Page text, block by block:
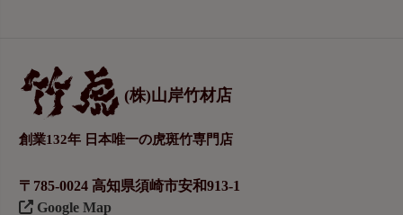
(株)山岸竹材店
創業132年 日本唯一の虎斑竹専門店
〒785-0024 高知県須崎市安和913-1
Google Map